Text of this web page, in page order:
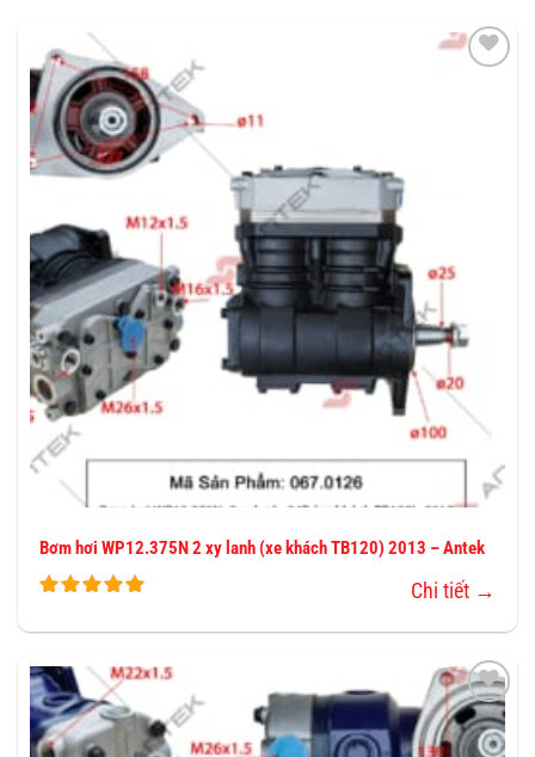
Bơm hơi WP12.375N 2 xy lanh (xe khách TB120) 2013 – Antek
Chi tiết →
THÊM
VÀO